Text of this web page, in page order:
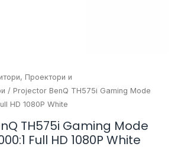
Проектори и
/ Projector BenQ TH575i Gaming Mode
HD 1080P White
TH575i Gaming Mode
Full HD 1080P White